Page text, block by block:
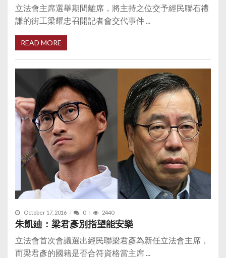
立法會主席選舉期間離席，將主持之位交予經民聯石禮
謙的街工梁耀忠召開記者會交代事件 ...
READ MORE
October 17, 2016 0 2440
朱凱廸：梁君彥別指望能安樂
立法會首次會議選出經民聯梁君彥為新任立法會主席，
而梁君彥的國籍是否合符資格當主席 ...